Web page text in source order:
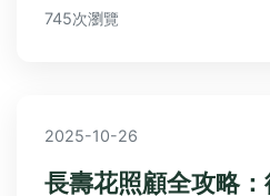
黃、不開花等難題。
745次瀏覽
2025-10-26
長壽花照顧全攻略